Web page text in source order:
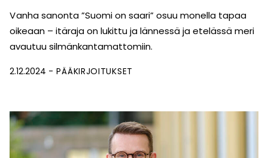
V anha sanonta ”Suomi on saari” osuu monella tapaa
oikeaan – itäraja on lukittu ja lännessä ja etelässä meri
avautuu silmänkantamattomiin.
2.12.2024 PÄÄKIRJOITUKSET